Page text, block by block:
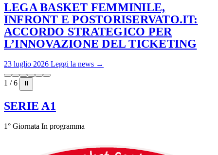
LEGA BASKET FEMMINILE,
INFRONT E POSTORISERVATO.IT:
ACCORDO STRATEGICO PER
L’INNOVAZIONE DEL TICKETING
23 luglio 2026 Leggi la news →
1 / 6 ⏸
SERIE A1
1° Giornata In programma